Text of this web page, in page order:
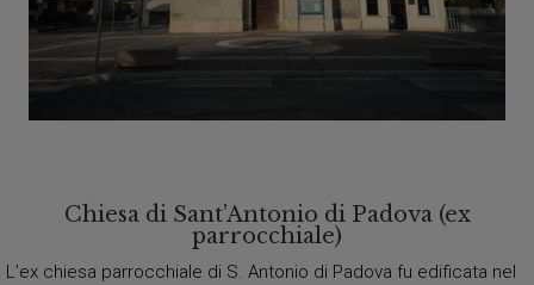
Chiesa di Sant’Antonio di Padova (ex
parrocchiale)
L’ex chiesa parrocchiale di S. Antonio di Padova fu edificata nel